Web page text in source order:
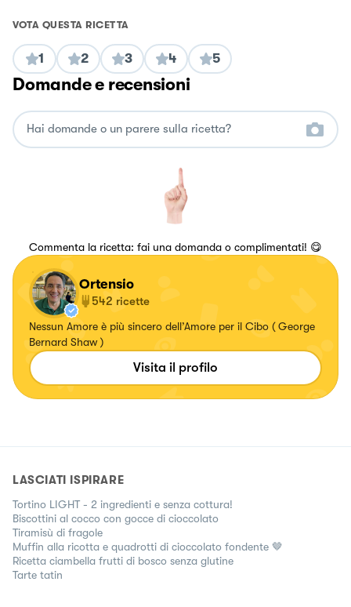
VOTA QUESTA RICETTA
1 2 3 4 5
Domande e recensioni
Commenta la ricetta: fai una domanda o complimentati! 😋
Ortensio
542 ricette
Nessun Amore è più sincero dell’Amore per il Cibo ( George
Bernard Shaw )
Visita il profilo
LASCIATI ISPIRARE
Tortino LIGHT - 2 ingredienti e senza cottura!
Biscottini al cocco con gocce di cioccolato
Tiramisù di fragole
Muffin alla ricotta e quadrotti di cioccolato fondente 🤎
Ricetta ciambella frutti di bosco senza glutine
Tarte tatin